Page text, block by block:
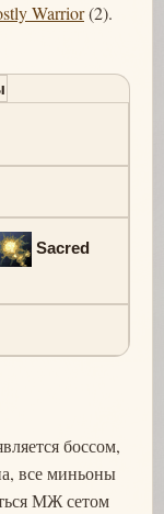
Warrior(2).
Sacred
боссом,
все миньоны
МЖ сетом